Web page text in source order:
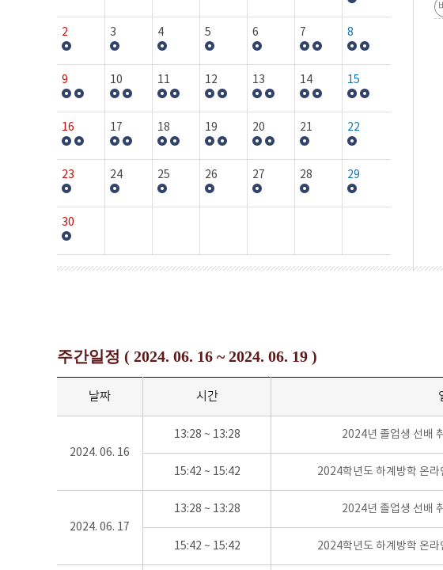
2 3 4 5 6 7 8
9 10 11 12 13 14 15
16 17 18 19 20 21 22
23 24 25 26 27 28 29
30
주간일정 ( 2024. 06. 16 ~ 2024. 06. 19 )
날짜 시간
2024. 06. 16
13:28 ~ 13:28 2024년 졸업생 선배
15:42 ~ 15:42 2024학년도 하계방학 온라
2024. 06. 17
13:28 ~ 13:28 2024년 졸업생 선배
15:42 ~ 15:42 2024학년도 하계방학 온라